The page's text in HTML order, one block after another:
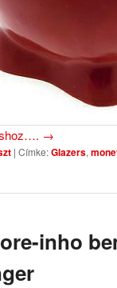
→
| Címke:Glazers,
inho